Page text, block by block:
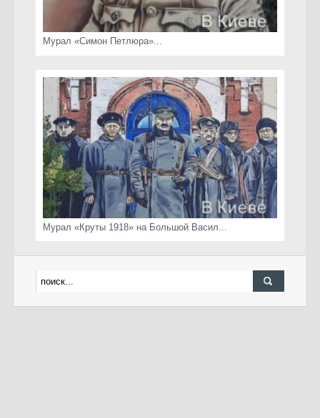
Мурал «Симон Петлюра»...
Мурал «Круты 1918» на Большой Васил...